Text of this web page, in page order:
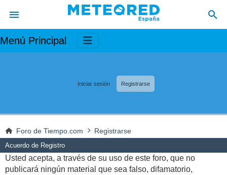
Menú Principal
Iniciar sesión Registrarse
Foro de Tiempo.com Registrarse
Acuerdo de Registro
Usted acepta, a través de su uso de este foro, que no
publicará ningún material que sea falso, difamatorio,